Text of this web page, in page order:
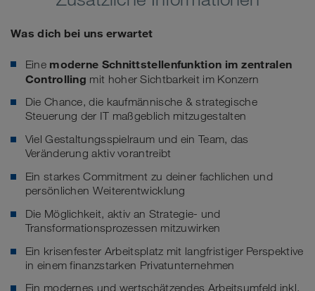
Was dich bei uns erwartet
Eine moderne Schnittstellenfunktion im zentralen
Controlling mit hoher Sichtbarkeit im Konzern
Die Chance, die kaufmännische & strategische
Steuerung der IT maßgeblich mitzugestalten
Viel Gestaltungsspielraum und ein Team, das
Veränderung aktiv vorantreibt
Ein starkes Commitment zu deiner fachlichen und
persönlichen Weiterentwicklung
Die Möglichkeit, aktiv an Strategie- und
Transformationsprozessen mitzuwirken
Ein krisenfester Arbeitsplatz mit langfristiger Perspektive
in einem finanzstarken Privatunternehmen
Ein modernes und wertschätzendes Arbeitsumfeld inkl.